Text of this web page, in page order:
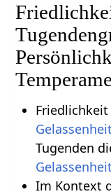
Tugenden
Gelassenheit
Im Kontext